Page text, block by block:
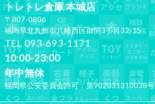
トレトレ倉庫 本城店
〒807-0806
福岡県北九州市八幡西区御開3丁目32-15
TEL 093-693-1171
10:00-23:00
年中無休
福岡県公安委員会許可：第902031310038号